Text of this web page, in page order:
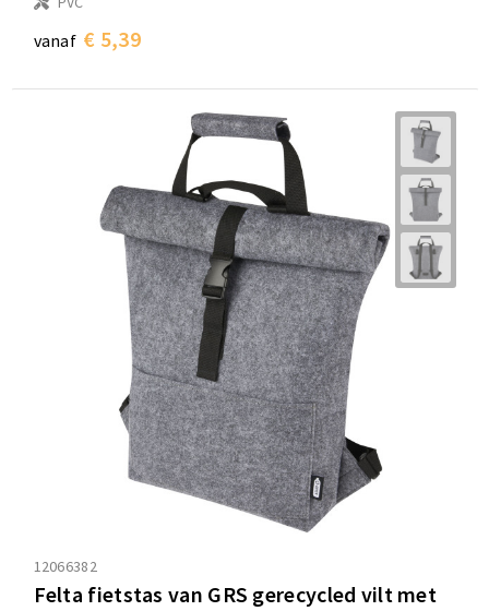
vanaf € 5,39
12066382
Felta fietstas van GRS gerecycled vilt met